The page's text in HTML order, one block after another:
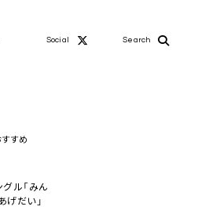
Social Search
すめ
ル「みん
げだい」